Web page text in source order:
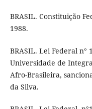
BRASIL. Constituição
1988.
BRASIL. Lei Federal n°
Universidade de
Afro-Brasileira,
da Silva.